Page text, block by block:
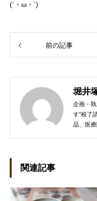
(`・ω・´)ゞ
前の記事
堀井
企画・
す“校了
品、医
関連記事